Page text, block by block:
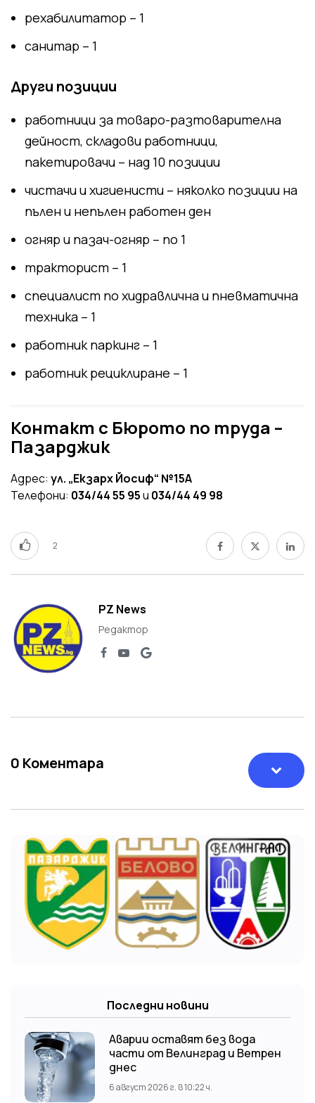
рехабилитатор – 1
санитар – 1
Други позиции
работници за товаро-разтоварителна
дейност, складови работници,
пакетировачи – над 10 позиции
чистачи и хигиенисти – няколко позиции на
пълен и непълен работен ден
огняр и пазач-огняр – по 1
тракторист – 1
специалист по хидравлична и пневматична
техника – 1
работник паркинг – 1
работник рециклиране – 1
Контакт с Бюрото по труда –
Пазарджик
Адрес: ул. „Екзарх Йосиф“ №15А
Телефони: 034/44 55 95и 034/44 49 98
2
PZ News
Редактор
0 Коментара
Последни новини
Аварии оставят без вода
части от Велинград и Ветрен
днес
6 август 2026 г. в 10:22 ч.